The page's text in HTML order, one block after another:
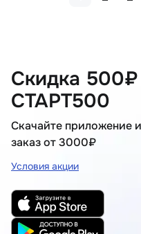
Скидка
СТАРТ500
Скачайте приложение
заказ от 3000₽
Условия акции